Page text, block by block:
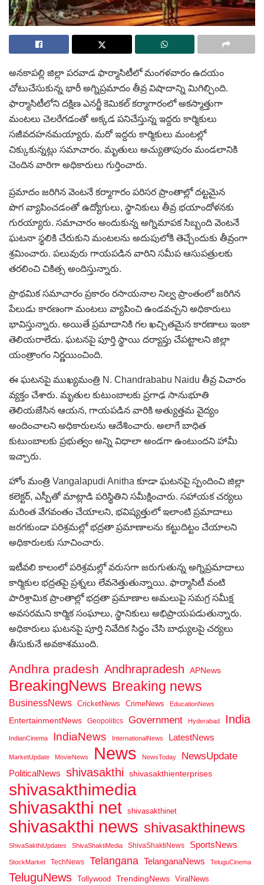
అనకాపల్లి జిల్లా పరవాడ ఫార్మాసిటీలో మంగళవారం ఉదయం
చోటుచేసుకున్న భారీ అగ్నిప్రమాదం తీవ్ర విషాదాన్ని మిగిల్చింది.
ఫార్మాసిటీలోని దక్షిణ ఎనర్జీ కెమికల్‌ కర్మాగారంలో అకస్మాత్తుగా
మంటలు చెలరేగడంతో అక్కడ పనిచేస్తున్న ఇద్దరు కార్మికులు
సజీవదహనమయ్యారు. మరో ఇద్దరు కార్మికులు మంటల్లో
చిక్కుకున్నట్లు సమాచారం. మృతులు అచ్యుతాపురం మండలానికి
చెందిన వారిగా అధికారులు గుర్తించారు.
ప్రమాదం జరిగిన వెంటనే కర్మాగారం పరిసర ప్రాంతాల్లో దట్టమైన
పొగ వ్యాపించడంతో ఉద్యోగులు, స్థానికులు తీవ్ర భయాందోళనకు
గురయ్యారు. సమాచారం అందుకున్న అగ్నిమాపక సిబ్బంది వెంటనే
ఘటనా స్థలికి చేరుకుని మంటలను అదుపులోకి తెచ్చేందుకు తీవ్రంగా
శ్రమించారు. పలువురు గాయపడిన వారిని సమీప ఆసుపత్రులకు
తరలించి చికిత్స అందిస్తున్నారు.
ప్రాథమిక సమాచారం ప్రకారం రసాయనాల నిల్వ ప్రాంతంలో జరిగిన
పేలుడు కారణంగా మంటలు వ్యాపించి ఉండవచ్చని అధికారులు
భావిస్తున్నారు. అయితే ప్రమాదానికి గల ఖచ్చితమైన కారణాలు ఇంకా
తెలియరాలేదు. ఘటనపై పూర్తి స్థాయి దర్యాప్తు చేపట్టాలని జిల్లా
యంత్రాంగం నిర్ణయించింది.
ఈ ఘటనపై ముఖ్యమంత్రి N. Chandrababu Naidu తీవ్ర విచారం
వ్యక్తం చేశారు. మృతుల కుటుంబాలకు ప్రగాఢ సానుభూతి
తెలియజేసిన ఆయన, గాయపడిన వారికి అత్యుత్తమ వైద్యం
అందించాలని అధికారులను ఆదేశించారు. అలాగే బాధిత
కుటుంబాలకు ప్రభుత్వం అన్ని విధాలా అండగా ఉంటుందని హామీ
ఇచ్చారు.
హోం మంత్రి Vangalapudi Anitha కూడా ఘటనపై స్పందించి జిల్లా
కలెక్టర్, ఎస్పీతో మాట్లాడి పరిస్థితిని సమీక్షించారు. సహాయక చర్యలు
మరింత వేగవంతం చేయాలని, భవిష్యత్తులో ఇలాంటి ప్రమాదాలు
జరగకుండా పరిశ్రమల్లో భద్రతా ప్రమాణాలను కట్టుదిట్టం చేయాలని
అధికారులకు సూచించారు.
ఇటీవలి కాలంలో పరిశ్రమల్లో వరుసగా జరుగుతున్న అగ్నిప్రమాదాలు
కార్మికుల భద్రతపై ప్రశ్నలు లేవనెత్తుతున్నాయి. ఫార్మాసిటీ వంటి
పారిశ్రామిక ప్రాంతాల్లో భద్రతా ప్రమాణాల అమలుపై సమగ్ర సమీక్ష
అవసరమని కార్మిక సంఘాలు, స్థానికులు అభిప్రాయపడుతున్నారు.
అధికారులు ఘటనపై పూర్తి నివేదిక సిద్ధం చేసి బాధ్యులపై చర్యలు
తీసుకునే అవకాశముంది.
Andhra pradesh Andhrapradesh APNews
BreakingNews Breaking news
BusinessNews CricketNews CrimeNews EducationNews
EntertainmentNews Geopolitics Government Hyderabad India
IndianCinema IndiaNews InternationalNews LatestNews
MarketUpdate MovieNews News NewsToday NewsUpdate
PoliticalNews shivasakthi shivasakthienterprises
shivasakthimedia
shivasakthi net shivasakthinet
shivasakthi news shivasakthinews
ShivaSakthiUpdates ShivaShaktiMedia ShivaShaktiNews SportsNews
StockMarket TechNews Telangana TelanganaNews TeluguCinema
TeluguNews Tollywood TrendingNews ViralNews